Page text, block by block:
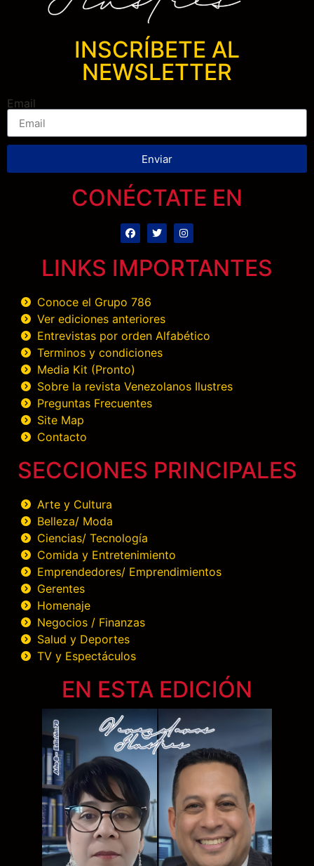
INSCRÍBETE AL
NEWSLETTER
Email
Enviar
CONÉCTATE EN
LINKS IMPORTANTES
Conoce el Grupo 786
Ver ediciones anteriores
Entrevistas por orden Alfabético
Terminos y condiciones
Media Kit (Pronto)
Sobre la revista Venezolanos Ilustres
Preguntas Frecuentes
Site Map
Contacto
SECCIONES PRINCIPALES
Arte y Cultura
Belleza/ Moda
Ciencias/ Tecnología
Comida y Entretenimiento
Emprendedores/ Emprendimientos
Gerentes
Homenaje
Negocios / Finanzas
Salud y Deportes
TV y Espectáculos
EN ESTA EDICIÓN